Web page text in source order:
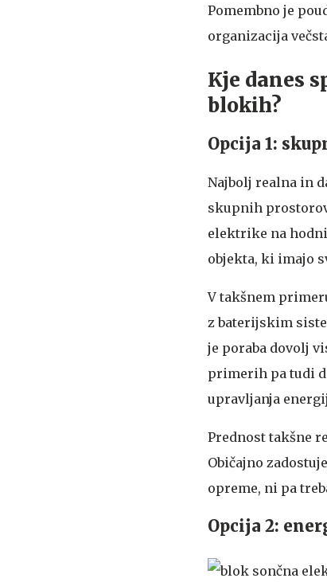
Pomembno je
organizacija
Kje danes
blokih?
Opcija 1:
Najbolj realna in
skupnih
elektrike na
objekta, ki imajo
V takšnem
z baterijskim
je poraba dovolj
primerih pa tudi
upravljanja
Prednost takšne
Običajno
opreme, ni pa
Opcija 2: